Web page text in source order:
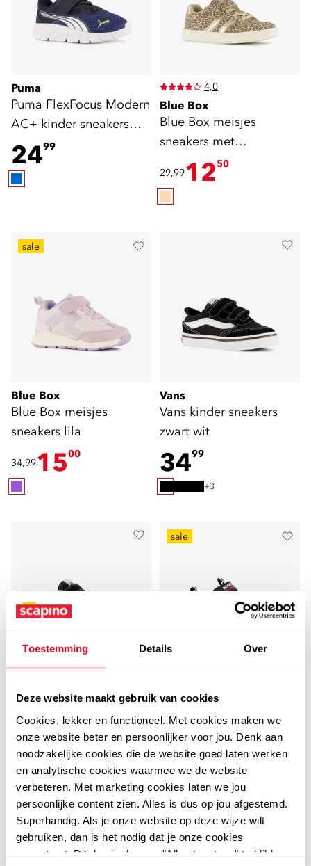
Toestemming Details Over
Deze website maakt gebruik van cookies
Cookies, lekker en functioneel. Met cookies maken we
onze website beter en persoonlijker voor jou. Denk aan
noodzakelijke cookies die de website goed laten werken
en analytische cookies waarmee we de website
verbeteren. Met marketing cookies laten we jou
persoonlijke content zien. Alles is dus op jou afgestemd.
Superhandig. Als je onze website op deze wijze wilt
gebruiken, dan is het nodig dat je onze cookies
accepteert. Dit doe je door op "Alles toestaan" te klikken.
Puma
Puma FlexFocus Modern
AC+ kinder sneakers
blauw
2499
4,0
Blue Box
Blue Box meisjes
sneakers met
panterprint beige goud
29,991250
sale
Blue Box
Blue Box meisjes
sneakers lila
34,991500
Vans
Vans kinder sneakers
zwart wit
3499
+3
Vans hoge kinder
sneakers zwart wit
3999
sale
Skechers
Skechers Skech Tracks
jongens sneakers rood
zwart
39,991500
sale sale